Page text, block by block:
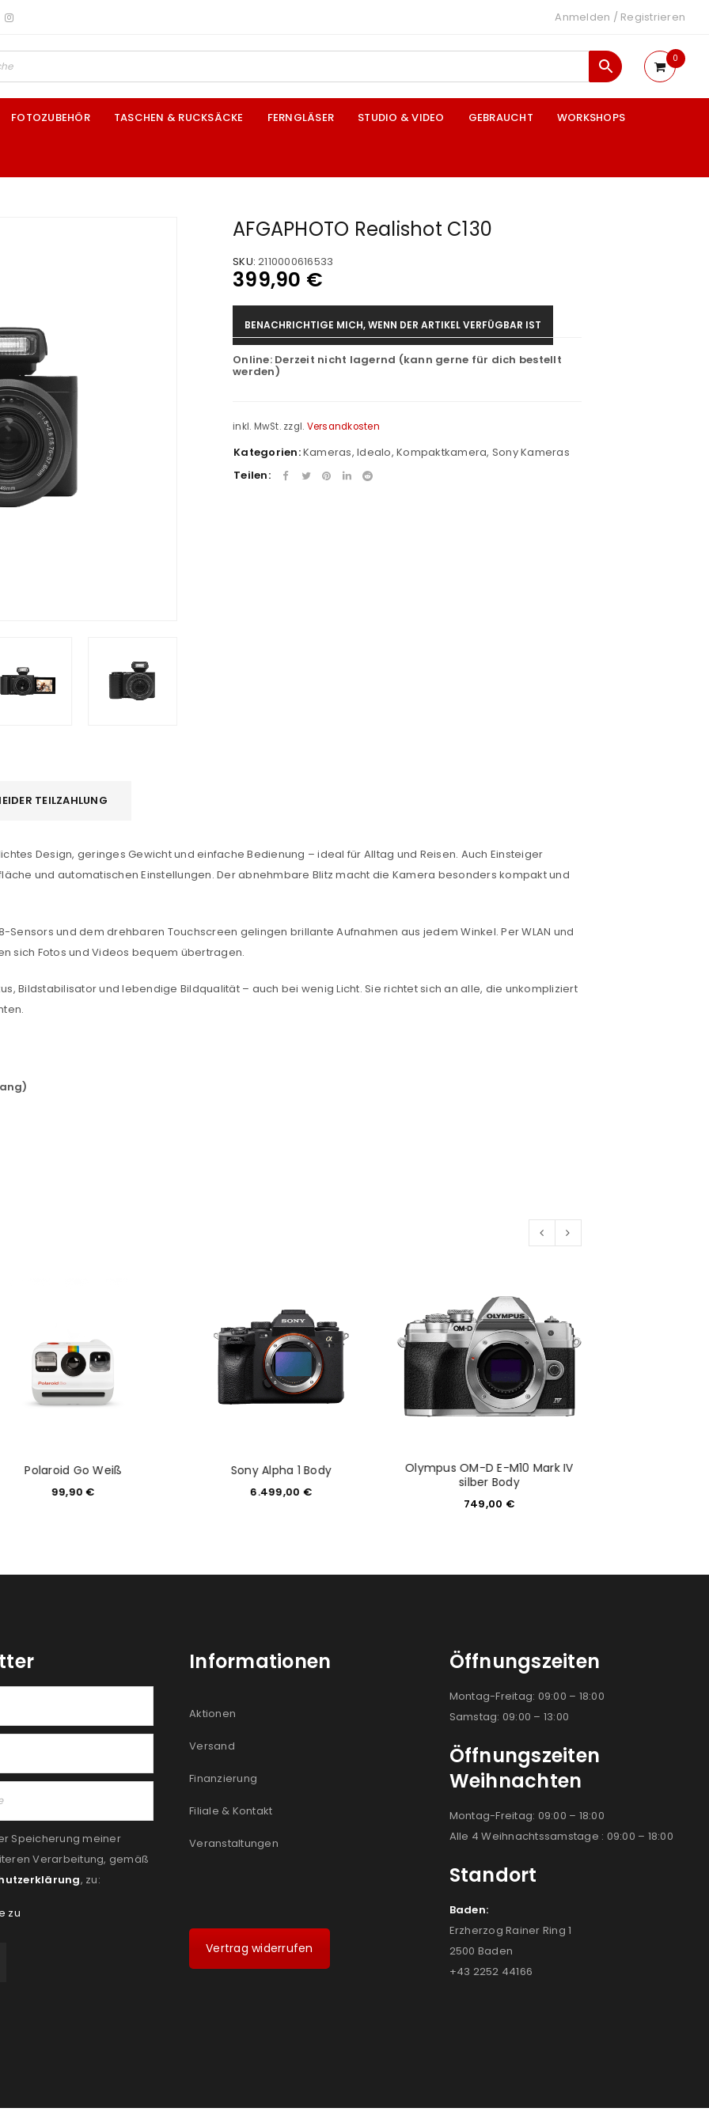
REGISTRIEREN
REGISTRIEREN
Anmelden / Registrieren
0
FOTOZUBEHÖR TASCHEN & RUCKSÄCKE FERNGLÄSER STUDIO & VIDEO GEBRAUCHT WORKSHOPS
AFGAPHOTO Realishot C130
SKU: 2110000616533
399,90 €
BENACHRICHTIGE MICH, WENN DER ARTIKEL VERFÜGBAR IST
Online: Derzeit nicht lagernd (kann gerne für dich bestellt
werden)
inkl. MwSt. zzgl. Versandkosten
Kategorien:Kameras, Idealo, Kompaktkamera, Sony Kameras
Teilen:
TEILZAHLUNG
Design, geringes Gewicht und einfache Bedienung – ideal für Alltag und Reisen. Auch Einsteiger
und automatischen Einstellungen. Der abnehmbare Blitz macht die Kamera besonders kompakt und
Sensors und dem drehbaren Touchscreen gelingen brillante Aufnahmen aus jedem Winkel. Per WLAN und
sich Fotos und Videos bequem übertragen.
Bildstabilisator und lebendige Bildqualität – auch bei wenig Licht. Sie richtet sich an alle, die unkompliziert
Polaroid Go Weiß
99,90€
Sony Alpha 1 Body
6.499,00 €
Olympus OM-D E-M10 Mark IV
silber Body
749,00 €
Speicherung meiner
Verarbeitung, gemäß
, zu:
zu
Informationen
Aktionen
Versand
Finanzierung
Filiale & Kontakt
Veranstaltungen
Vertrag widerrufen
Öffnungszeiten
Montag-Freitag: 09:00 – 18:00
Samstag: 09:00 – 13:00
Öffnungszeiten
Weihnachten
Montag-Freitag: 09:00 – 18:00
Alle 4 Weihnachtssamstage : 09:00 – 18:00
Standort
Baden:
Erzherzog Rainer Ring 1
2500 Baden
+43 2252 44166